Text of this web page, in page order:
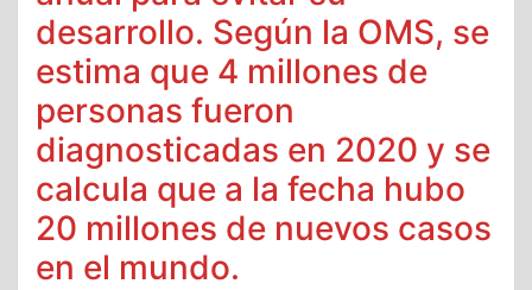
desarrollo. Según la OMS, se
estima que 4 millones de
personas fueron
diagnosticadas en 2020 y se
calcula que a la fecha hubo
20 millones de nuevos casos
en el mundo.